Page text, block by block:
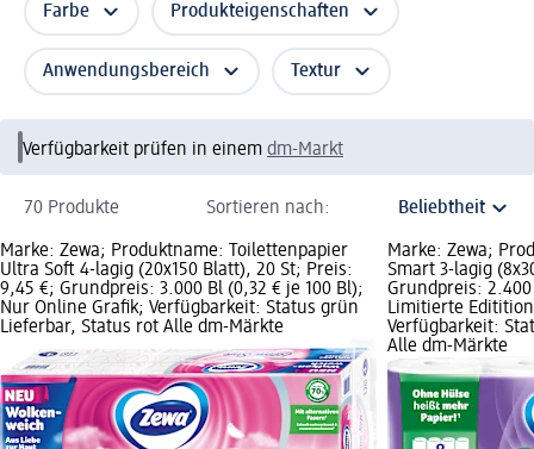
Farbe Produkteigenschaften
Anwendungsbereich Textur
Verfügbarkeit prüfen in einem dm-Markt
70 Produkte Sortieren nach:
Marke: Zewa; Produktname: Toilettenpapier
Ultra Soft 4-lagig (20x150 Blatt), 20 St; Preis:
9,45 €; Grundpreis: 3.000 Bl (0,32 € je 100 Bl);
Nur Online Grafik; Verfügbarkeit: Status grün
Lieferbar, Status rot Alle dm-Märkte
Marke: Zewa;
Smart 3-lagig
Grundpreis:
Limitierte
Verfügbarkeit:
Alle dm-Märkte